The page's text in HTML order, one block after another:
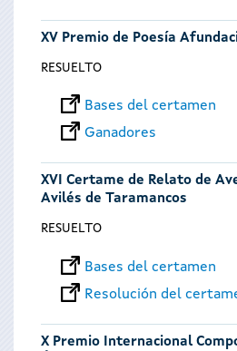
XV Premio de Poesía
RESUELTO
Bases del certamen
Ganadores
XVI Certame de Relato de
Avilés de Taramancos
RESUELTO
Bases del certamen
Resolución del
X Premio Internacional